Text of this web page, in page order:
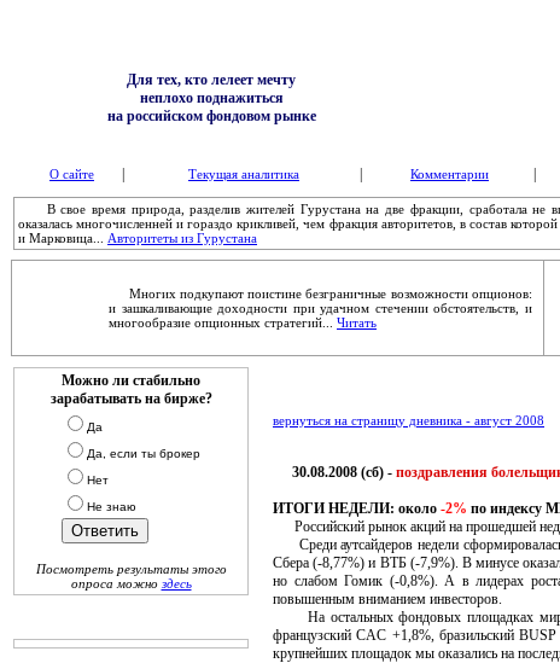
Для тех, кто лелеет мечту
неплохо поднажиться
на российском фондовом рынке
О сайте Текущая аналитика Комментарии
В свое время природа, разделив жителей Гурустана на две фракции, сработала не
оказалась многочисленней и гораздо крикливей, чем фракция авторитетов, в состав
и Марковица... Авторитеты из Гурустана
Многих подкупают поистине безграничные возможности опционов:
и зашкаливающие доходности при удачном стечении обстоятельств, и
многообразие опционных стратегий... Читать
Можно ли стабильно
зарабатывать на бирже?
Да
Да, если ты брокер
Нет
Не знаю
Посмотреть результаты этого
опроса можно здесь
вернуться на страницу дневника - август 2008
30.08.2008 (сб) - поздравления
ИТОГИ НЕДЕЛИ: около -2% по индексу
Российский рынок акций на прошедшей
Среди аутсайдеров недели
Сбера (-8,77%) и ВТБ (-7,9%). В минусе
но слабом Гомик (-0,8%). А в лидерах
повышенным вниманием инвесторов.
На остальных фондовых площадках мира
французский CAC +1,8%, бразильский
крупнейших площадок мы оказались на